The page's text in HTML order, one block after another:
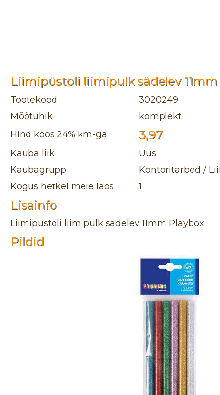
Liimipüstoli liimipulk sädelev 11mm
Tootekood
3020249
Mõõtühik
komplekt
Hind koos 24% km-ga
3,97
Kauba liik
Uus
Kaubagrupp
Kontoritarbed /
Kogus hetkel meie laos
1
Lisainfo
Liimipüstoli liimipulk sädelev 11mm Playbox
Pildid